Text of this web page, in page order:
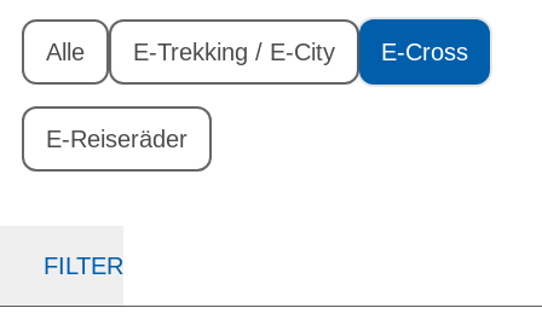
Alle E-Trekking / E-City E-Cross
E-Reiseräder
FILTER